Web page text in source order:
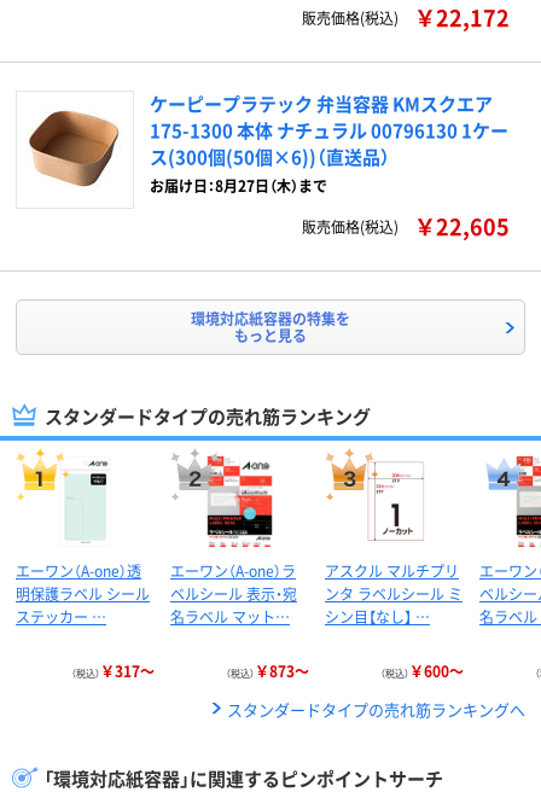
販売価格(税込)
￥22,172
ケーピープラテック 弁当容器 KMスクエア
175-1300 本体 ナチュラル 00796130 1ケー
ス(300個(50個×6))（直送品）
お届け日：8月27日（木）まで
販売価格(税込)
￥22,605
環境対応紙容器の特集を
もっと見る
スタンダードタイプの売れ筋ランキング
エーワン（A-one）透
明保護ラベル シール
ステッカー …
（税込） ￥317～
エーワン（A-one）ラ
ベルシール 表示・宛
名ラベル マット…
（税込） ￥873～
アスクル マルチプリ
ンタ ラベルシール ミ
シン目【なし】 …
（税込） ￥600～
エーワン
ベルシー
名ラベ
スタンダードタイプの売れ筋ランキングへ
「環境対応紙容器」に関連するピンポイントサーチ